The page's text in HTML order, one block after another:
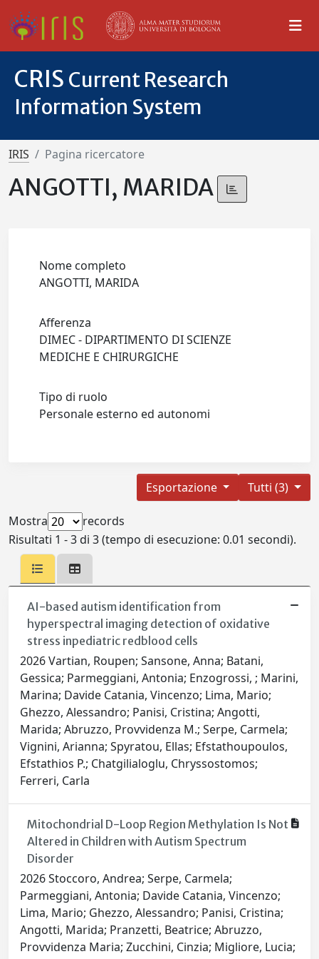
CRIS Current Research
Information System
IRIS Pagina ricercatore
ANGOTTI, MARIDA
Nome completo
ANGOTTI, MARIDA
Afferenza
DIMEC - DIPARTIMENTO DI SCIENZE
MEDICHE E CHIRURGICHE
Tipo di ruolo
Personale esterno ed autonomi
Tutti (3)
Esportazione
Mostra
records
Risultati 1 - 3 di 3 (tempo di esecuzione: 0.01 secondi).
AI-based autism identification from
hyperspectral imaging detection of oxidative
stress inpediatric redblood cells
2026 Vartian, Roupen; Sansone, Anna; Batani,
Gessica; Parmeggiani, Antonia; Enzogrossi, ; Marini,
Marina; Davide Catania, Vincenzo; Lima, Mario;
Ghezzo, Alessandro; Panisi, Cristina; Angotti,
Marida; Abruzzo, Provvidenza M.; Serpe, Carmela;
Vignini, Arianna; Spyratou, Ellas; Efstathoupoulos,
Efstathios P.; Chatgilialoglu, Chryssostomos;
Ferreri, Carla
Mitochondrial D-Loop Region Methylation Is Not
Altered in Children with Autism Spectrum
Disorder
2026 Stoccoro, Andrea; Serpe, Carmela;
Parmeggiani, Antonia; Davide Catania, Vincenzo;
Lima, Mario; Ghezzo, Alessandro; Panisi, Cristina;
Angotti, Marida; Pranzetti, Beatrice; Abruzzo,
Provvidenza Maria; Zucchini, Cinzia; Migliore, Lucia;